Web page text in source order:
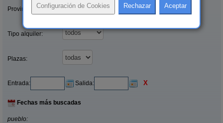
Provincias/Islas:
Tipo alquiler:
Plazas:
Entrada: Salida: X
Fechas más buscadas
pueblo: